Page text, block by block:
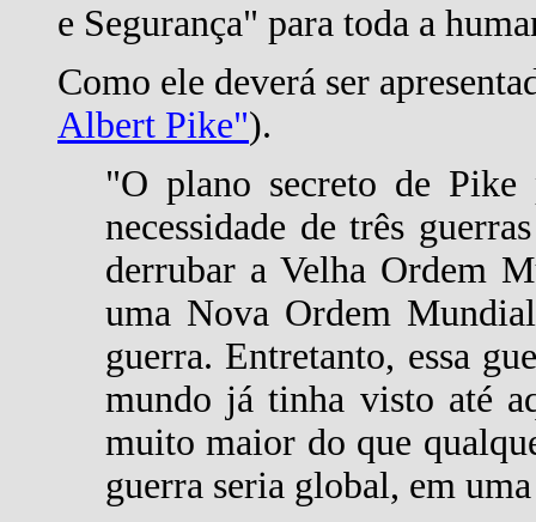
e Segurança" para toda a
Como ele deverá ser
Albert Pike").
"O plano secreto de
necessidade de três
derrubar a Velha Ordem
uma Nova Ordem
guerra. Entretanto, essa
mundo já tinha visto até
muito maior do que
guerra seria global, em